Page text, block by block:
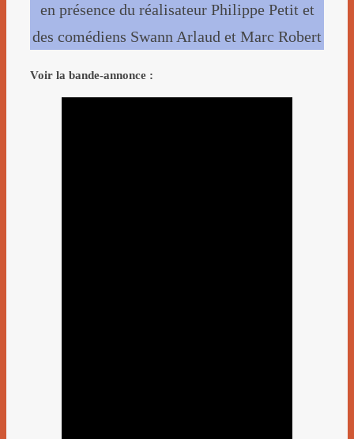
en présence du réalisateur Philippe Petit et
des comédiens Swann Arlaud et Marc Robert
Voir la bande-annonce :